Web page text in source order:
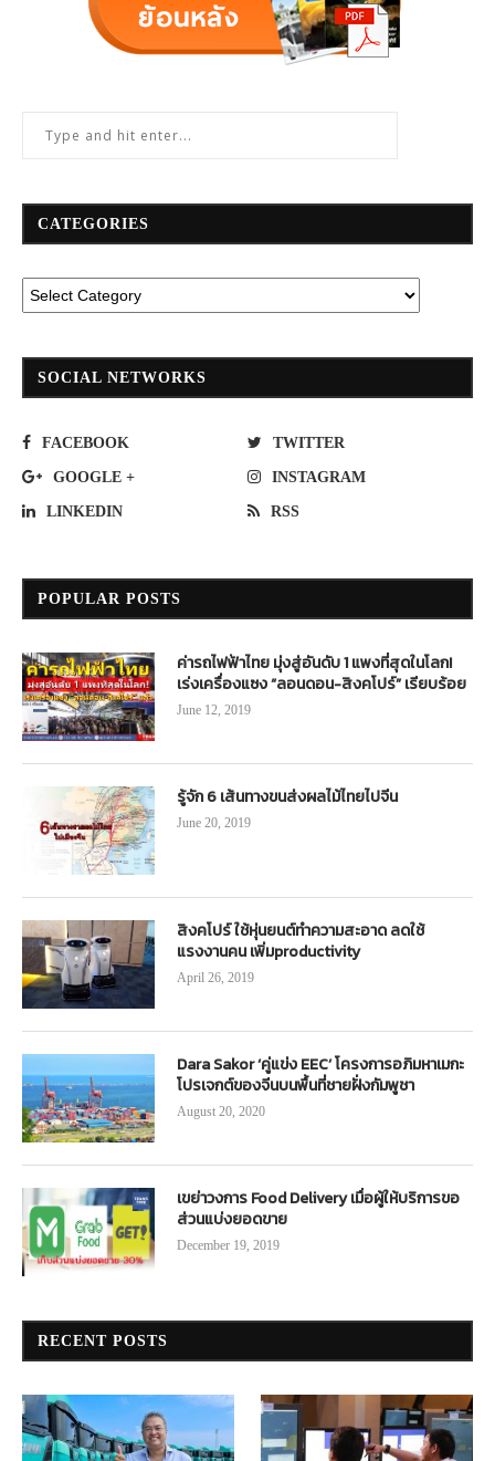
CATEGORIES
SOCIAL NETWORKS
FACEBOOK TWITTER
GOOGLE + INSTAGRAM
LINKEDIN RSS
POPULAR POSTS
ค่ารถไฟฟ้าไทย มุ่งสู่อันดับ 1 แพงที่สุดในโลก!
เร่งเครื่องแซง “ลอนดอน-สิงคโปร์” เรียบร้อย
June 12, 2019
รู้จัก 6 เส้นทางขนส่งผลไม้ไทยไปจีน
June 20, 2019
สิงคโปร์ ใช้หุ่นยนต์ทำความสะอาด ลดใช้
แรงงานคน เพิ่มproductivity
April 26, 2019
Dara Sakor ‘คู่แข่ง EEC’ โครงการอภิมหาเมกะ
โปรเจกต์ของจีนบนพื้นที่ชายฝั่งกัมพูชา
August 20, 2020
เขย่าวงการ Food Delivery เมื่อผู้ให้บริการขอ
ส่วนแบ่งยอดขาย
December 19, 2019
RECENT POSTS